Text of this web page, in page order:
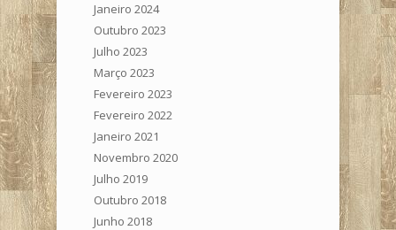
Janeiro 2024
Outubro 2023
Julho 2023
Março 2023
Fevereiro 2023
Fevereiro 2022
Janeiro 2021
Novembro 2020
Julho 2019
Outubro 2018
Junho 2018